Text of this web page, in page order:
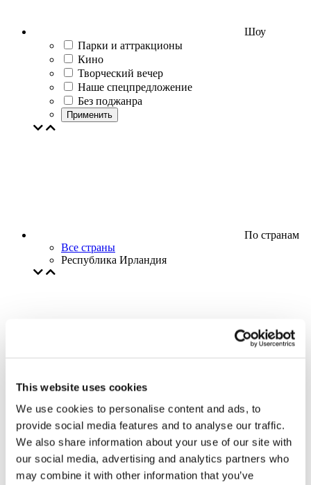
This website uses cookies
We use cookies to personalise content and ads, to
provide social media features and to analyse our traffic.
We also share information about your use of our site with
our social media, advertising and analytics partners who
may combine it with other information that you’ve
Шоу
Парки и аттракционы
Кино
Творческий вечер
Наше спецпредложение
Без поджанра
Применить
По странам
Все страны
Республика Ирландия